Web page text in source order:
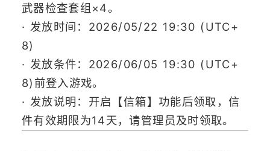
武器检查套组×4。
· 发放时间：2026/05/22 19:30 (UTC+
8)
· 发放条件：2026/06/05 19:30 (UTC+
8)前登入游戏。
· 发放说明：开启【信箱】功能后领取，信
件有效期限为14天，请管理员及时领取。